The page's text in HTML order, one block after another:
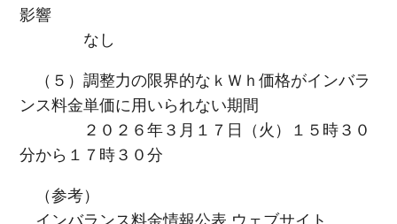
影響
なし
（５）調整力の限界的なｋＷｈ価格がインバラ
ンス料金単価に用いられない期間
２０２６年３月１７日（火）１５時３０
分から１７時３０分
（参考）
インバランス料金情報公表 ウェブサイト